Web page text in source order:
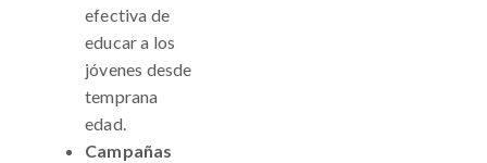
efectiva de
educar a los
jóvenes desde
temprana
edad.
Campañas